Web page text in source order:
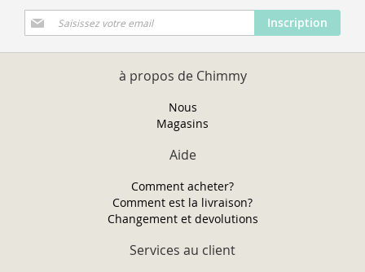
Inscription
à
notre
Inscription
à propos de Chimmy
Nous
Magasins
Aide
Comment acheter?
Comment est la livraison?
Changement et devolutions
Services au client